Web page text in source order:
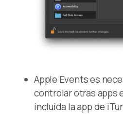
Apple Events es
controlar otras apps
incluida la app de